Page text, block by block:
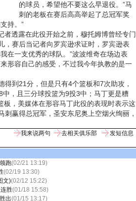
的球员，希望他不要这么早退役。”马
刺的老板在赛后高高举起了总冠军奖
持。”
透露在此役开始之前，穆托姆博曾经专门
，赛后当记者向罗宾逊求证时，罗宾逊表
在一支优秀的球队。”波波维奇在场边表
形容自己的感受，不过我今年执教的是一
到21分，但是只有4个篮板和7次助攻，
，且三分球投篮为9投3中；马丁更是糟
，美媒体在形容马丁此役的表现时表示这
赢得总冠军，圣安东尼奥上空烟火绚丽，
我来说两句 去相关俱乐部 发短信息
跑(02/21 13:19)
(02/19 13:30)
文)(02/12 15:22)
胜(01/18 15:58)
出(01/15 13:17)